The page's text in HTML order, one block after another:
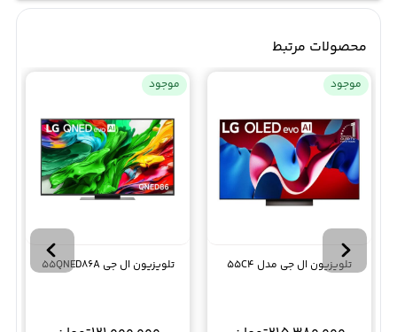
محصولات مرتبط
موجود
تلویزیون ال جی مدل 55C4
موجود
تلویزیون ال جی 55QNED86A